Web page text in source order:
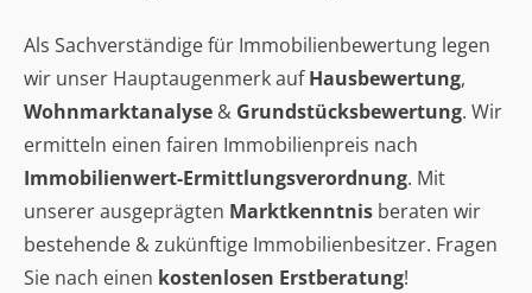
Als Sachverständige für Immobilienbewertung legen
wir unser Hauptaugenmerk aufHausbewertung,
Wohnmarktanalyse & Grundstücksbewertung. Wir
ermitteln einen fairen Immobilienpreis nach
Immobilienwert-Ermittlungsverordnung. Mit
unserer ausgeprägten Marktkenntnis beraten wir
bestehende & zukünftige Immobilienbesitzer. Fragen
Sie nach einen kostenlosen Erstberatung!